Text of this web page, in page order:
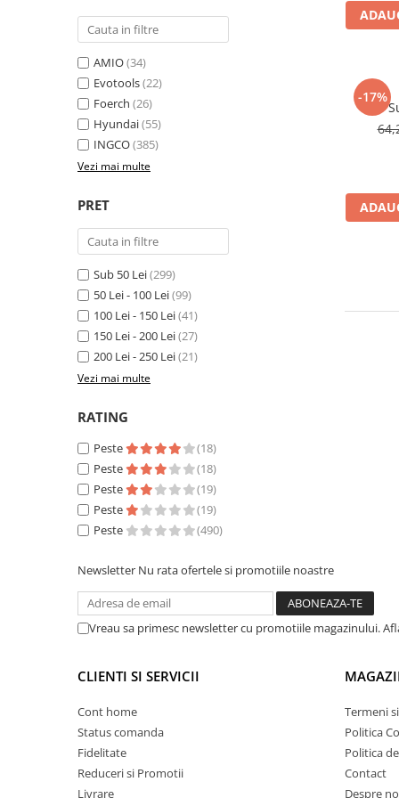
Lampi Gabarit LED
Lampi gabarit auto si remorci
Lampi gabarit cu brat auto si
Lampi interior, Plafoniere
Lampi LED auto dedicate
Lampi Stop, Semnalizare & Triple
Lampi Fata cu Bec & Semnalizare
Lampi Spate cu Bec & Triple
Lampi Spate LED & Triple
Seturi Lampi Spate Triple
Lumini de Zi, DRL
Proiectoare de lucru si marsarier
Proiectoare suplimentare, Camion,
Proiectoare Full LED
Proiectoare Halogen plus LED
Dispozitive Avertizare
Accesorii Goarne Pneumatice
fluorescente
Avertizare sonora
Claxoane Auto si Semnale Electrice
Goarne si trompete cu aer
Girofaruri auto si camion
Goarne / Trompete Pneumatice
Kituri Instalare Goarne
Pneumatice
AMIO(34)
Evotools(22)
Foerch (26)
Hyundai(55)
INGCO(385)
Vezi mai multe
PRET
Sub 50 Lei(299)
50 Lei - 100 Lei(99)
100 Lei - 150 Lei(41)
150 Lei - 200 Lei(27)
200 Lei - 250 Lei(21)
Vezi mai multe
RATING
Peste
(18)
Peste
(18)
Peste
(19)
Peste
(19)
Peste
(490)
-17%
Newsletter Nu rata ofertele si promotiile noastre
Vreau sa primesc newsletter cu promotiile magazinului.
CLIENTI SI SERVICII
Cont home
Status comanda
Fidelitate
Reduceri si Promotii
Livrare
Termeni
Politica
Politica
Contact
Despre